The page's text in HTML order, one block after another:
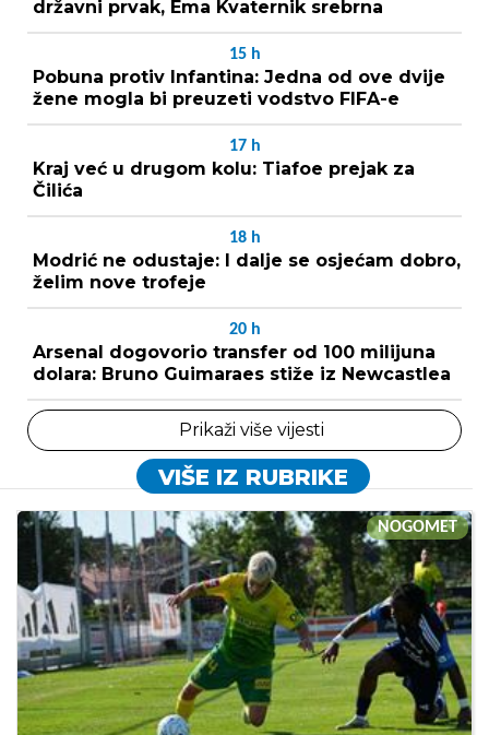
državni prvak, Ema Kvaternik srebrna
15 h
Pobuna protiv Infantina: Jedna od ove dvije
žene mogla bi preuzeti vodstvo FIFA-e
17 h
Kraj već u drugom kolu: Tiafoe prejak za
Čilića
18 h
Modrić ne odustaje: I dalje se osjećam dobro,
želim nove trofeje
20 h
Arsenal dogovorio transfer od 100 milijuna
dolara: Bruno Guimaraes stiže iz Newcastlea
Prikaži više vijesti
VIŠE IZ RUBRIKE
NOGOMET